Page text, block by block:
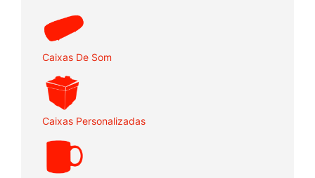
Caixas De Som
Caixas Personalizadas